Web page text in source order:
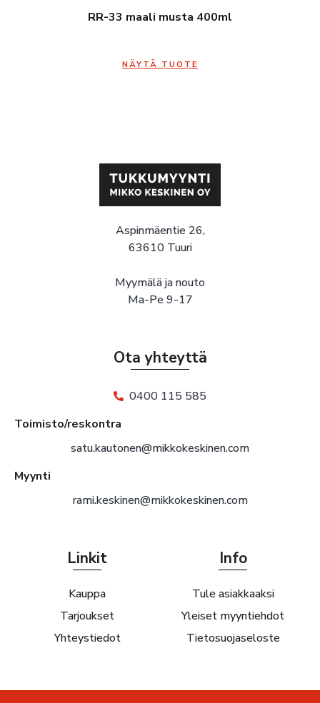
RR-33 maali musta 400ml
NÄYTÄ TUOTE
Aspinmäentie 26,
63610 Tuuri
Myymälä ja nouto
Ma-Pe 9-17
Ota yhteyttä
0400 115 585
Toimisto/reskontra
satu.kautonen@mikkokeskinen.com
Myynti
rami.keskinen@mikkokeskinen.com
Linkit
Kauppa
Tarjoukset
Yhteystiedot
Info
Tule asiakkaaksi
Yleiset myyntiehdot
Tietosuojaseloste